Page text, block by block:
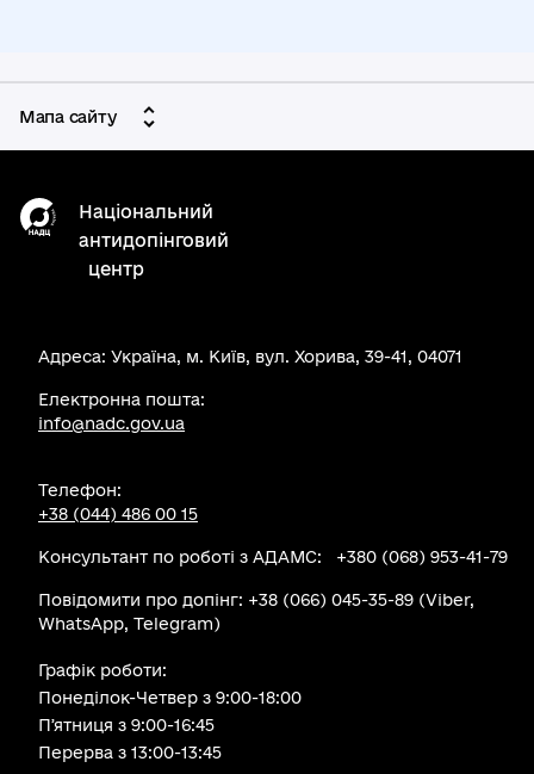
Мапа сайту
Національний
антидопінговий
центр
Графік роботи:
Понеділок-Четвер з 9:00-18:00
Пʼятниця з 9:00-16:45
Перерва з 13:00-13:45
Адреса: Україна, м. Київ, вул. Хорива, 39-41, 04071
Електронна пошта:
info@nadc.gov.ua
Телефон:
+38 (044) 486 00 15
Консультант по роботі з АДАМС: +380 (068) 953-41-79
Повідомити про допінг: +38 (066) 045-35-89 (Viber,
WhatsApp, Telegram)